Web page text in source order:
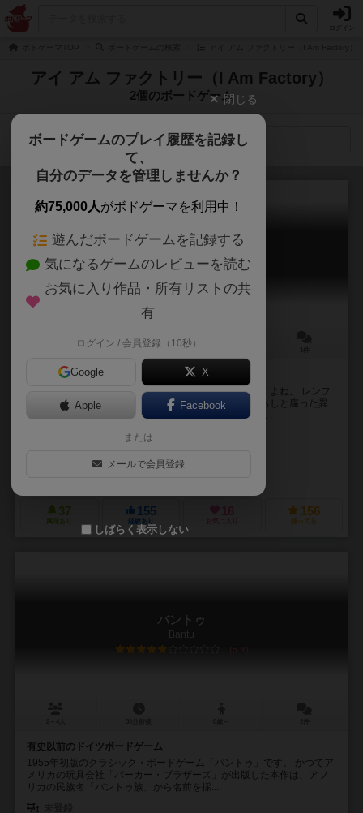
アイ アム ファクトリー（I Am Factory）
2個のボードゲーム
検索メニュー
レンフィールド
Renfield
60分前後
チーパスタイルのトリックテイキングゲーム
もぐぐぐ。虫。一匹だけ食うって訳にはいかんのですよね。 レンフ
ィールドの素晴らしい世界へようこそ。ここでは墓荒らしと腐った異
端者が、空いた時間に変わったカードゲームで遊んで...
ジェームス・アーネスト（James Ernest）
37
興味あり
155
経験あり お気に入り
156
持ってる
バントゥ
Bantu
5.9
有史以前のドイツボードゲーム
1955年初版のクラシック・ボードゲーム「バントゥ」です。 かつてア
メリカの玩具会社「パーカー・ブラザーズ」が出版した本作は、アフ
リカの民族名「バントゥ族」から名前を採...
閉じる
ボードゲームのプレイ履歴を記録し
て、
自分のデータを管理しませんか？
約75,000人がボドゲーマを利用中！
遊んだボードゲームを記録する
気になるゲームのレビューを読む
お気に入り作品・所有リストの共
有
ログイン / 会員登録（10秒）
Google X
Apple Facebook
または
メールで会員登録
しばらく表示しない